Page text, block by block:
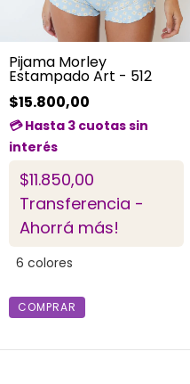
Pijama Morley
Estampado Art - 512
$15.800,00
$11.850,00
Transferencia -
Ahorrá más!
6 colores
COMPRAR